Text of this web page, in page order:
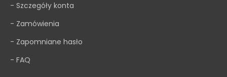
- Szczegóły konta
- Zamówienia
- Zapomniane hasło
- FAQ